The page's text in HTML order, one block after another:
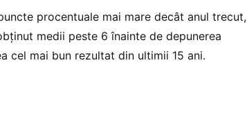
procentuale mai mare decât anul trecut,
medii peste 6 înainte de depunerea
cel mai bun rezultat din ultimii 15 ani.